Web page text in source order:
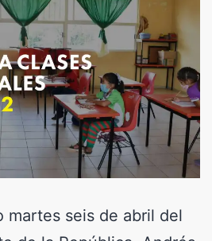
martes seis de abril del